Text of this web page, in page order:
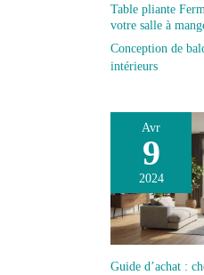
Table pliante
votre salle à
Conception de
intérieurs
Avr
9
2024
Guide d’achat :